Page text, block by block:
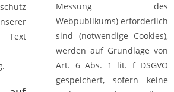
Messung des
Webpublikums) erforderlich
sind (notwendige Cookies),
werden auf Grundlage von
Art. 6 Abs. 1 lit. f DSGVO
gespeichert, sofern keine